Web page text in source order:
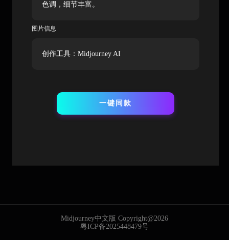
色调，细节丰富。
图片信息
创作工具：Midjourney AI
一键同款
Midjourney中文版 Copyright@2026
粤ICP备2025448479号